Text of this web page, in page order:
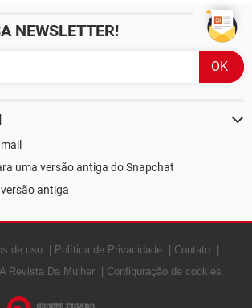
NEWSLETTER!
uma versão antiga do Snapchat
antiga
de uso Política de Privacidade
Contato
A Revista Da Mulher Configuração de cookies